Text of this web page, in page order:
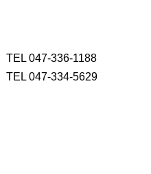
TEL 047-336-1188
TEL 047-334-5629